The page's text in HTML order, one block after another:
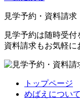
見学予約・資料請求
見学予約は随時受付
資料請求もお気軽に
トップページ
めばえについて